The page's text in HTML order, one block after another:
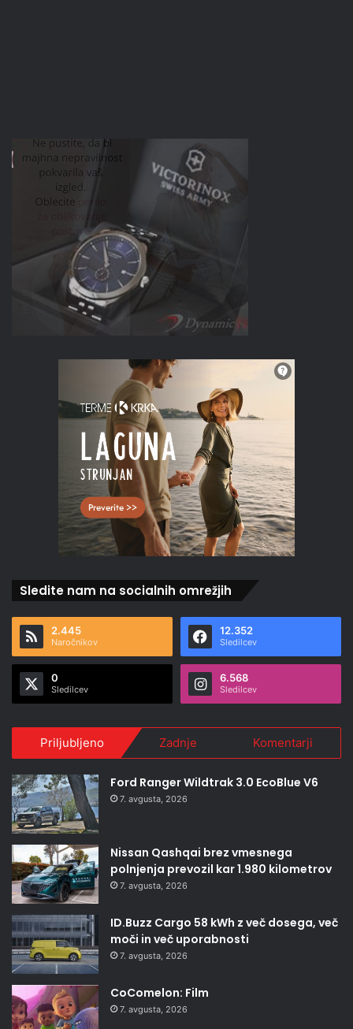
Sledite nam na socialnih omrežjih
2.445
Naročnikov
12.352
Sledilcev
0
Sledilcev
6.568
Sledilcev
Priljubljeno Zadnje Komentarji
Ford Ranger Wildtrak 3.0 EcoBlue V6
7. avgusta, 2026
Nissan Qashqai brez vmesnega
polnjenja prevozil kar 1.980 kilometrov
7. avgusta, 2026
ID.Buzz Cargo 58 kWh z več dosega, več
moči in več uporabnosti
7. avgusta, 2026
CoComelon: Film
7. avgusta, 2026